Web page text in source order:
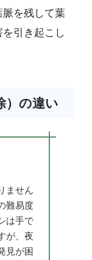
脈を残して葉
引き起こし
）の違い
ません
難易度
は手で
が、夜
見が困